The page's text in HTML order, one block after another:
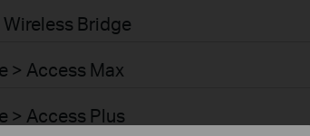
Bridge
> Access Max
> Access Plus